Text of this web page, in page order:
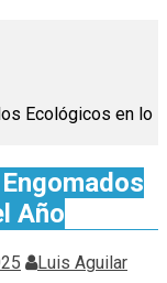
Ecológicos en lo
Año
Luis Aguilar